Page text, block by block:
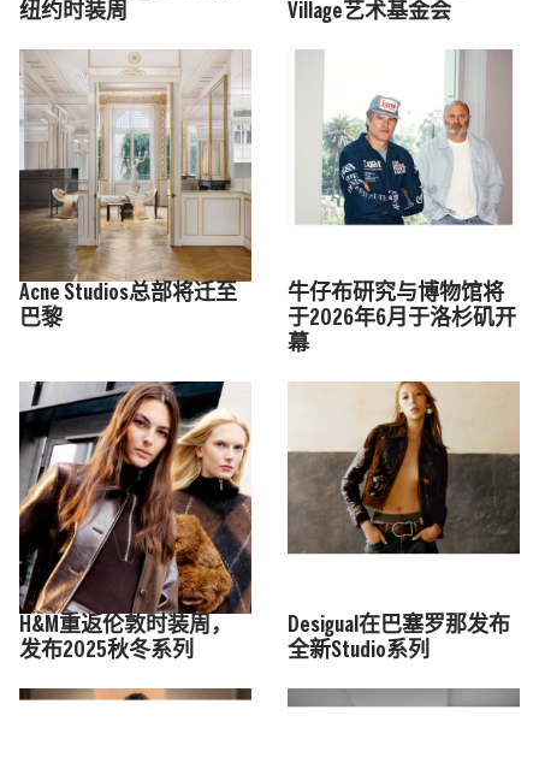
纽约时装周
Village艺术基金会
Acne Studios总部将迁至
巴黎
牛仔布研究与博物馆将
于2026年6月于洛杉矶开
幕
H&M重返伦敦时装周，
发布2025秋冬系列
Desigual在巴塞罗那发布
全新Studio系列